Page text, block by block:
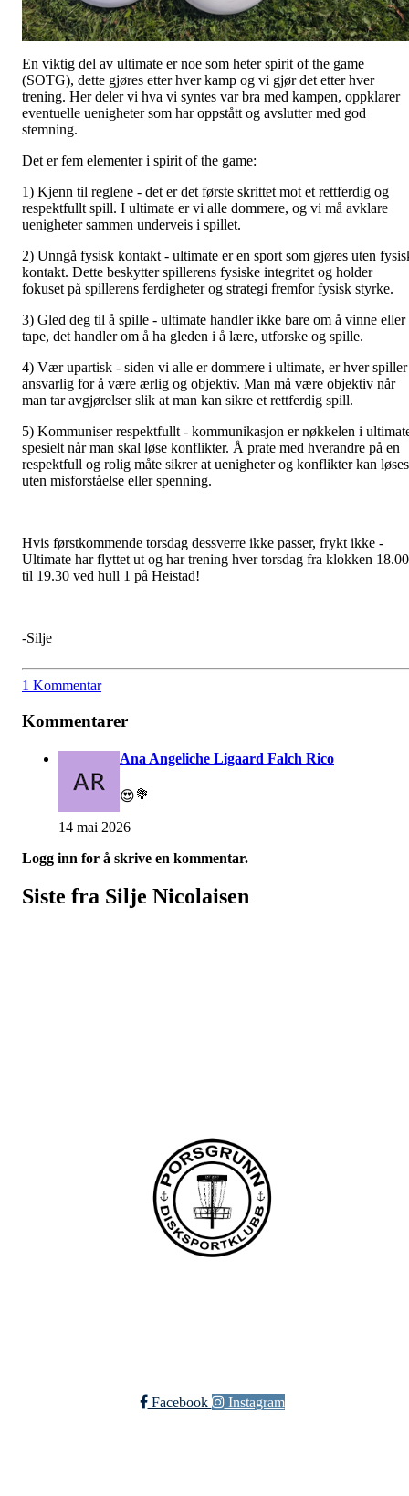
En viktig del av ultimate er noe som heter spirit of the game
(SOTG), dette gjøres etter hver kamp og vi gjør det etter hver
trening. Her deler vi hva vi syntes var bra med kampen, oppklarer
eventuelle uenigheter som har oppstått og avslutter med god
stemning.
Det er fem elementer i spirit of the game:
1) Kjenn til reglene - det er det første skrittet mot et rettferdig og
respektfullt spill. I ultimate er vi alle dommere, og vi må avklare
uenigheter sammen underveis i spillet.
2) Unngå fysisk kontakt - ultimate er en sport som gjøres uten
kontakt. Dette beskytter spillerens fysiske integritet og holder
fokuset på spillerens ferdigheter og strategi fremfor fysisk styrke.
3) Gled deg til å spille - ultimate handler ikke bare om å vinne eller
tape, det handler om å ha gleden i å lære, utforske og spille.
4) Vær upartisk - siden vi alle er dommere i ultimate, er hver spiller
ansvarlig for å være ærlig og objektiv. Man må være objektiv når
man tar avgjørelser slik at man kan sikre et rettferdig spill.
5) Kommuniser respektfullt - kommunikasjon er nøkkelen i
spesielt når man skal løse konflikter. Å prate med hverandre på en
respektfull og rolig måte sikrer at uenigheter og konflikter kan løses
uten misforståelse eller spenning.
Hvis førstkommende torsdag dessverre ikke passer, frykt ikke -
Ultimate har flyttet ut og har trening hver torsdag fra klokken 18.00
til 19.30 ved hull 1 på Heistad!
-Silje
1 Kommentar
Kommentarer
Ana Angeliche Ligaard Falch Rico
😍💐
14 mai 2026
Logg inn for å skrive en kommentar.
Siste fra Silje Nicolaisen
Facebook Instagram